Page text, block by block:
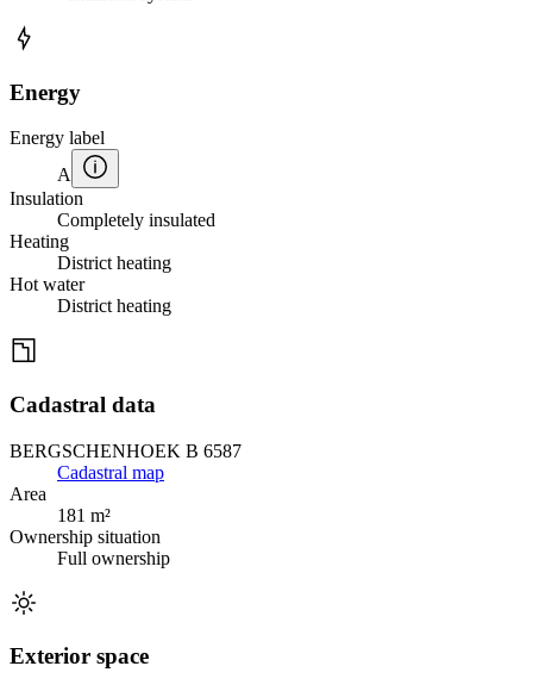
Energy
Energy label
A
Insulation
Completely insulated
Heating
District heating
Hot water
District heating
Cadastral data
BERGSCHENHOEK B 6587
Cadastral map
Area
181 m²
Ownership situation
Full ownership
Exterior space